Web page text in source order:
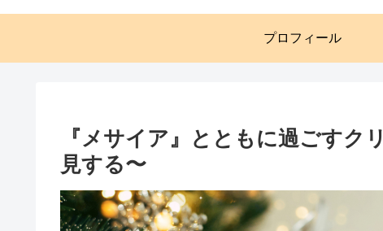
プロフィール
『メサイア』とともに過ごすク
見する〜